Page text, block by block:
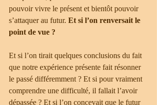
pouvoir vivre le présent et bientôt pouvoir
s’attaquer au futur. Et si l’on renversait le
point de vue ?
Et si l’on tirait quelques conclusions du fait
que notre expérience présente fait résonner
le passé différemment ? Et si pour vraiment
comprendre une difficulté, il fallait l’avoir
dépassée ? Et si l’on concevait que le futur